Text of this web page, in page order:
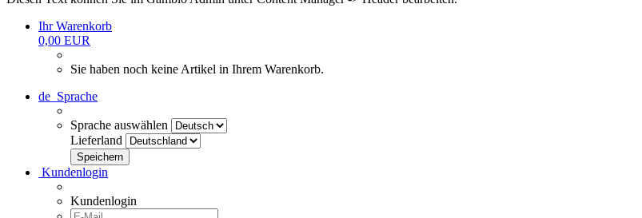
Ihr Warenkorb
0,00 EUR
Sie haben noch keine Artikel in Ihrem Warenkorb.
de Sprache
Sprache auswählen
Lieferland
Kundenlogin
Kundenlogin